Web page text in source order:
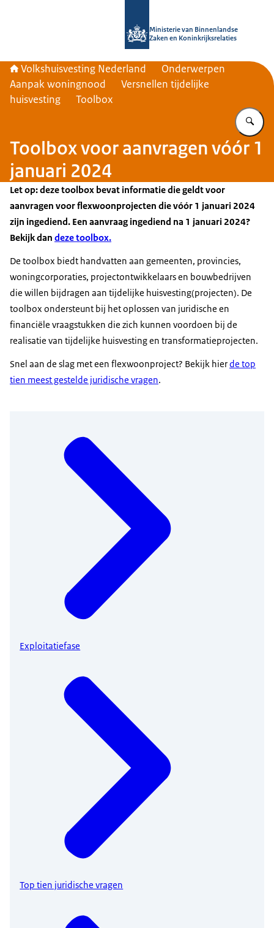
Ministerie van Binnenlandse
Zaken en Koninkrijksrelaties
Volkshuisvesting Nederland
Onderwerpen
Aanpak woningnood
Versnellen tijdelijke
huisvesting
Toolbox
Toolbox voor aanvragen vóór 1
januari 2024
Let op: deze toolbox bevat informatie die geldt voor
aanvragen voor flexwoonprojecten die vóór 1 januari 2024
zijn ingediend. Een aanvraag ingediend na 1 januari 2024?
Bekijk dan deze toolbox.
De toolbox biedt handvatten aan gemeenten, provincies,
woningcorporaties, projectontwikkelaars en bouwbedrijven
die willen bijdragen aan tijdelijke huisvesting(projecten). De
toolbox ondersteunt bij het oplossen van juridische en
financiële vraagstukken die zich kunnen voordoen bij de
realisatie van tijdelijke huisvesting en transformatieprojecten.
Snel aan de slag met een flexwoonproject? Bekijk hierde top
tien meest gestelde juridische vragen.
Exploitatiefase
Top tien juridische vragen